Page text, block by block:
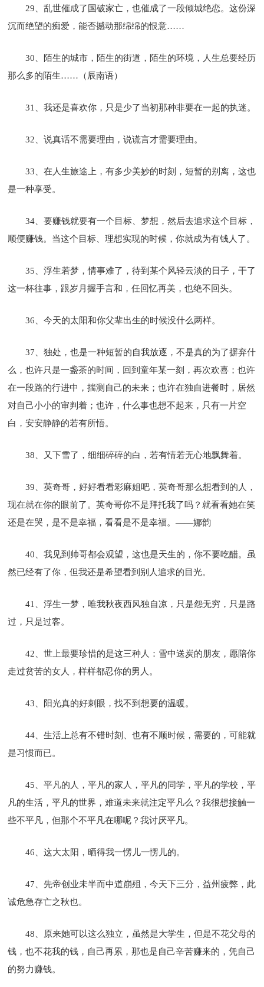
29、乱世催成了国破家亡，也催成了一段倾城绝恋。这份深
沉而绝望的痴爱，能否撼动那绵绵的恨意……
30、陌生的城市，陌生的街道，陌生的环境，人生总要经历
那么多的陌生……（辰南语）
31、我还是喜欢你，只是少了当初那种非要在一起的执迷。
32、说真话不需要理由，说谎言才需要理由。
33、在人生旅途上，有多少美妙的时刻，短暂的别离，这也
是一种享受。
34、要赚钱就要有一个目标、梦想，然后去追求这个目标，
顺便赚钱。当这个目标、理想实现的时候，你就成为有钱人了。
35、浮生若梦，情事难了，待到某个风轻云淡的日子，干了
这一杯往事，跟岁月握手言和，任回忆再美，也绝不回头。
36、今天的太阳和你父辈出生的时候没什么两样。
37、独处，也是一种短暂的自我放逐，不是真的为了摒弃什
么，也许只是一盏茶的时间，回到童年某一刻，再次欢喜；也许
在一段路的行进中，揣测自己的未来；也许在独自进餐时，居然
对自己小小的审判着；也许，什么事也想不起来，只有一片空
白，安安静静的若有所悟。
38、又下雪了，细细碎碎的白，若有情若无心地飘舞着。
39、英奇哥，好好看看彩麻姐吧，英奇哥那么想看到的人，
现在就在你的眼前了。英奇哥你不是拜托我了吗？就看看她在笑
还是在哭，是不是幸福，看看是不是幸福。——娜韵
40、我见到帅哥都会观望，这也是天生的，你不要吃醋。虽
然已经有了你，但我还是希望看到别人追求的目光。
41、浮生一梦，唯我秋夜西风独自凉，只是怨无穷，只是路
过，只是过客。
42、世上最要珍惜的是这三种人：雪中送炭的朋友，愿陪你
走过贫苦的女人，样样都忍你的男人。
43、阳光真的好刺眼，找不到想要的温暖。
44、生活上总有不错时刻、也有不顺时候，需要的，可能就
是习惯而已。
45、平凡的人，平凡的家人，平凡的同学，平凡的学校，平
凡的生活，平凡的世界，难道未来就注定平凡么？我很想接触一
些不平凡，但那个不平凡在哪呢？我讨厌平凡。
46、这大太阳，晒得我一愣儿一愣儿的。
47、先帝创业未半而中道崩殂，今天下三分，益州疲弊，此
诚危急存亡之秋也。
48、原来她可以这么独立，虽然是大学生，但是不花父母的
钱，也不花我的钱，自己再累，那也是自己辛苦赚来的，凭自己
的努力赚钱。